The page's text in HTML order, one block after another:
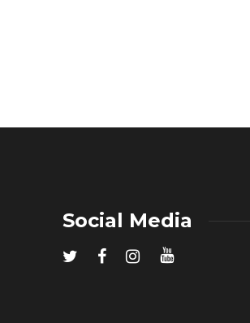
Social Media